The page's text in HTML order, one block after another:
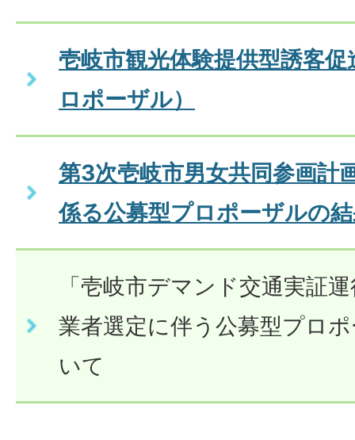
壱岐市観光体験提供型誘客
ロポーザル）
第3次壱岐市男女共同参画計
係る公募型プロポーザルの
「壱岐市デマンド交通実証
業者選定に伴う公募型プロ
いて